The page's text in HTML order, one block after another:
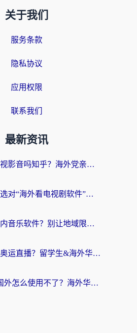
关于我们
服务条款
隐私协议
应用权限
联系我们
最新资讯
国外可以看央视影音吗知乎？海外党亲测有效的回国加速方案
海外党必看：选对“海外看电视剧软件”，再也不用愁国内剧刷不了
国外如何听国内音乐软件？别让地域限制，断了你的中文歌单
海外哪里能看奥运直播？留学生&海外华人必看的体育赛事观赛终极指南
12123交管在国外怎么使用不了？海外华人必看的无缝访问国内资源指南